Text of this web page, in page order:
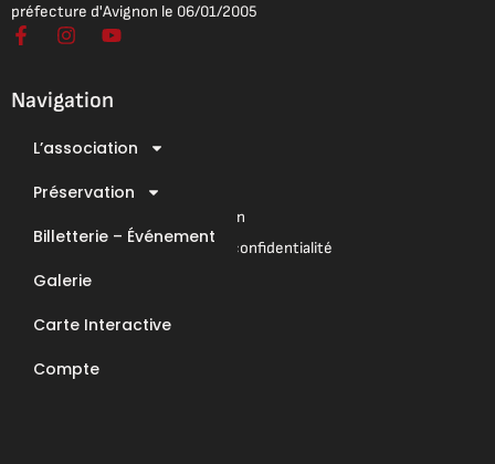
préfecture d'Avignon le 06/01/2005
F
a
e
b
I
t
a
r
m
Y
t
u
e
Navigation
L’association
Préservation
Billetterie – Événement
Galerie
Carte Interactive
Compte
Mentions légales
Conditions Générales de Vente
Conditions Générales d’Utilisation
Mentions légales & Politique de confidentialité
E-Mail : contact@apcc6570.fr
Téléphone : 06 85 81 94 56